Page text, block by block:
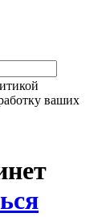
ваших